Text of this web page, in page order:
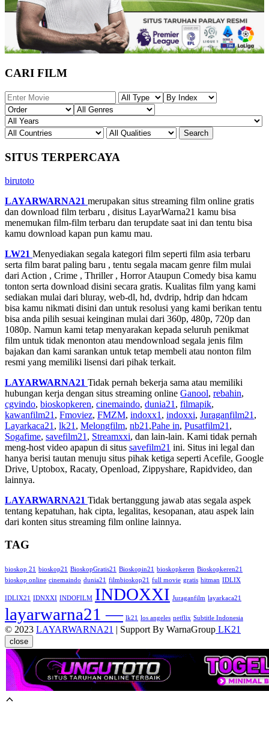
CARI FILM
SITUS TERPERCAYA
birutoto
LAYARWARNA21 merupakan situs streaming film online gratis
dan download film terbaru , disitus LayarWarna21 kamu bisa
menemukan film-film terbaru dan terupdate saat ini dan tentu bisa
kamu download kapan pun kamu mau.
LW21 Menyediakan segala kategori film seperti film asia terbaru
serta film barat paling baru , tentu segala macam genre film mulai
dari Action , Crime , Thriller , Horror Ataupun Comedy bisa kamu
tonton serta download disini secara gratis. Kualitas film yang kami
sediakan mulai dari bluray, web-dl, hd, dvdrip, hdrip dan hdcam
bisa kamu nikmati disini dan untuk resolusi yang kami berikan tentu
bisa anda pilih sesuai keinginan mulai dari 360p, 480p, 720p dan
1080p. Namun kami tetap menyarakan kepada seluruh penikmat
film untuk tidak menonton atau mendownload segala jenis film
bajakan dan kami sarankan untuk tetap membeli atau nonton film
resmi yang memiliki lisensi dari pihak terkait.
LAYARWARNA21 Tidak pernah bekerja sama atau memiliki
hubungan kerja dengan situs streaming online Ganool, rebahin,
cgvindo, bioskopkeren, cinemaindo, dunia21 , filmapik,
kawanfilm21 , Fmoviez, FMZM, indoxx1 , indoxxi, Juraganfilm21 ,
Layarkaca21 , lk21 , Melongfilm, nb21 ,Pahe in, Pusatfilm21 ,
Sogafime, savefilm21 , Streamxxi, dan lain-lain. Kami tidak pernah
meng-host video apapun di situs savefilm21 ini. Situs ini legal dan
hanya berisi tautan menuju situs pihak ketiga seperti Acefile, Google
Drive, Uptobox, Racaty, Openload, Zippyshare, Rapidvideo, dan
lainnya.
LAYARWARNA21 Tidak bertanggung jawab atas segala aspek
tentang kepatuhan, hak cipta, legalitas, kesopanan, atau aspek lain
dari konten situs streaming film online lainnya.
TAG
bioskop 21 bioskop21 BioskopGratis21 Bioskopin21 bioskopkeren Bioskopkeren21
bioskop online cinemaindo dunia21 filmbioskop21 full movie gratis hitman IDLIX
IDLIX21 IDNXXI INDOFILM INDOXXI Juraganfilm layarkaca21
layarwarna21 — lk21 los angeles netflix Subtitle Indonesia
© 2023 LAYARWARNA21 | Support By WarnaGroup LK21
close